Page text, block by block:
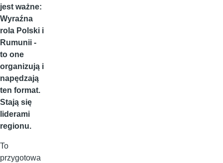
jest ważne:
Wyraźna
rola Polski i
Rumunii -
to one
organizują i
napędzają
ten format.
Stają się
liderami
regionu.
To
przygotowa